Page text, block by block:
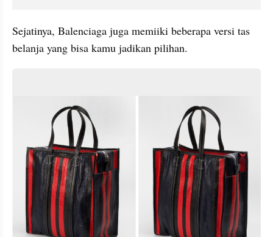
Sejatinya, Balenciaga juga memiiki beberapa versi tas
belanja yang bisa kamu jadikan pilihan.